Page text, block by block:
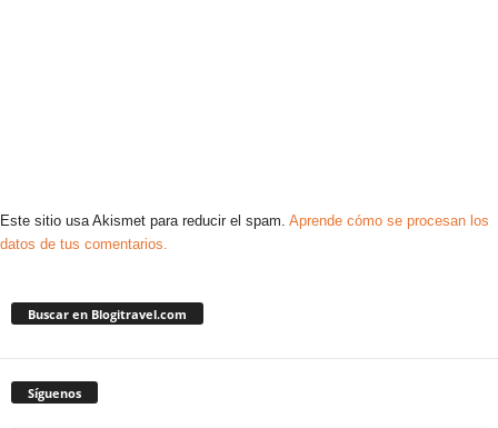
Este sitio usa Akismet para reducir el spam. Aprende cómo se procesan los
datos de tus comentarios.
Buscar en Blogitravel.com
Síguenos